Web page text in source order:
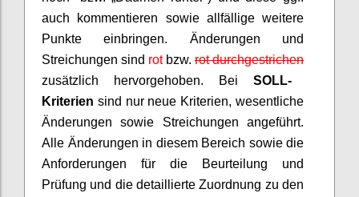
auch kommentieren sowie allfällige weitere
Punkte einbringen. Änderungen und
Streichungen sind rot bzw. rot durchgestrichen
zusätzlich hervorgehoben. Bei SOLL-
Kriterien sind nur neue Kriterien, wesentliche
Änderungen sowie Streichungen angeführt.
A lle Änderungen in diesem Bereich sowie die
Anforderungen für die Beurteilung und
Prüfung und die detaillierte Zuordnung zu den